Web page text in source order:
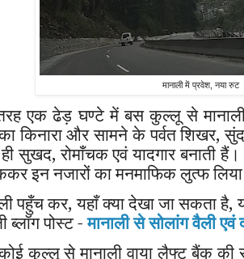
मानाली में प्रवेश, नया रुट
एक ढेड़ घण्टे में बस कुल्लू से मानाली
किनारा और सामने के पर्वत शिखर,
सुखद, रोमाँचक एवं यादगार बनाती हैं।
इन नजारों का मनमाफिक लुत्फ
पहुँच कर, यहाँ क्या देखा जा सकता है,
ब्लॉग पोस्ट -मानाली से सोलांग वैली
कुल्लू से मानाली वाया लैफ्ट बैंक की